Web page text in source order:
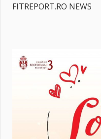
FITREPORT.RO NEWS